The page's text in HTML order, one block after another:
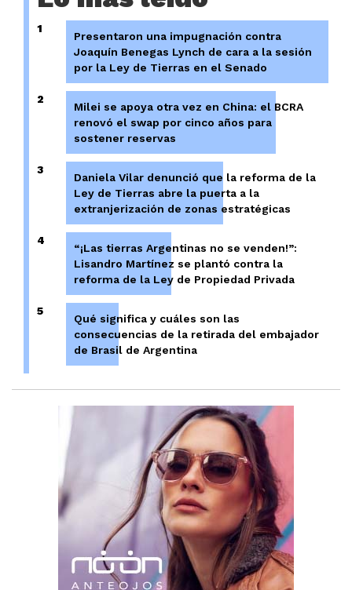
1
Presentaron una impugnación contra
Joaquín Benegas Lynch de cara a la sesión
por la Ley de Tierras en el Senado
2
Milei se apoya otra vez en China: el BCRA
renovó el swap por cinco años para
sostener reservas
3
Daniela Vilar denunció que la reforma de la
Ley de Tierras abre la puerta a la
extranjerización de zonas estratégicas
4
“¡Las tierras Argentinas no se venden!”:
Lisandro Martínez se plantó contra la
reforma de la Ley de Propiedad Privada
5
Qué significa y cuáles son las
consecuencias de la retirada del embajador
de Brasil de Argentina